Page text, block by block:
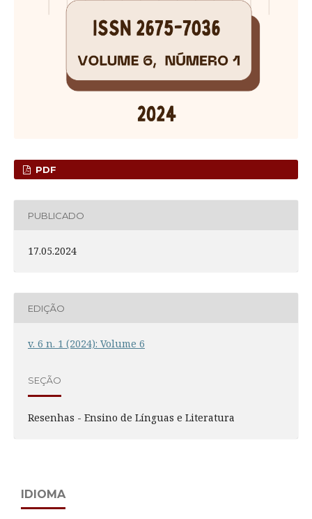
PDF
PUBLICADO
17.05.2024
EDIÇÃO
v. 6 n. 1 (2024): Volume 6
SEÇÃO
Resenhas - Ensino de Línguas e Literatura
IDIOMA